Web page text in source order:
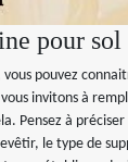
pour
pouvez
invitons à
Pensez à
le type de